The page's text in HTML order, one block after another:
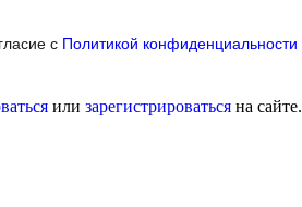
с Политикой конфиденциальности
или зарегистрироваться на сайте.